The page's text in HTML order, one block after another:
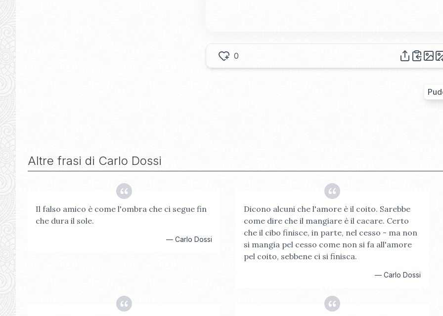
0
Altre frasi di Carlo Dossi
Il falso amico è come l'ombra che ci segue fin
che dura il sole.
—Carlo Dossi
Dicono alcuni che l'amore è il coito. Sarebbe
come dire che il mangiare è il cacare. Certo
che il cibo finisce, in parte, nel cesso - ma non
si mangia pel cesso come non si fa all'amore
pel coito, sebbene ci si finisca.
— Carlo Dossi